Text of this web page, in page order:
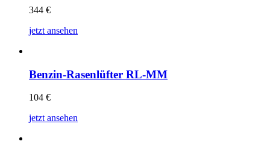
344 €
jetzt ansehen
Benzin-Rasenlüfter RL-MM
104 €
jetzt ansehen